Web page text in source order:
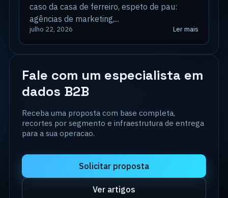
caso da casa de ferreiro, espeto de pau:
agências de marketing,...
julho 22, 2026 Ler mais
Fale com um especialista em
dados B2B
Receba uma proposta com base completa,
recortes por segmento e infraestrutura de entrega
para a sua operacao.
Solicitar proposta
Ver artigos